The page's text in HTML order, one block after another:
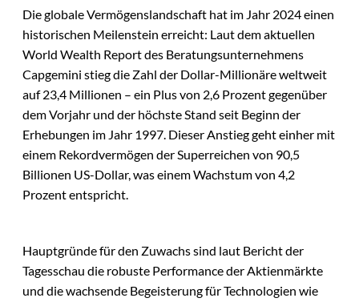
Die globale Vermögenslandschaft hat im Jahr 2024 einen
historischen Meilenstein erreicht: Laut dem aktuellen
World Wealth Report des Beratungsunternehmens
Capgemini stieg die Zahl der Dollar-Millionäre weltweit
auf 23,4 Millionen – ein Plus von 2,6 Prozent gegenüber
dem Vorjahr und der höchste Stand seit Beginn der
Erhebungen im Jahr 1997. Dieser Anstieg geht einher mit
einem Rekordvermögen der Superreichen von 90,5
Billionen US-Dollar, was einem Wachstum von 4,2
Prozent entspricht.
Hauptgründe für den Zuwachs sind laut Bericht der
Tagesschau die robuste Performance der Aktienmärkte
und die wachsende Begeisterung für Technologien wie